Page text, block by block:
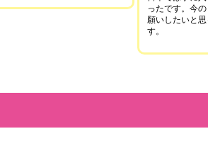
ったです。今
願いしたいと
す。